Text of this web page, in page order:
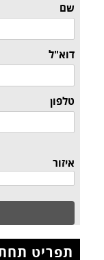
שם
דוא"ל
טלפון
איזור
תפריט